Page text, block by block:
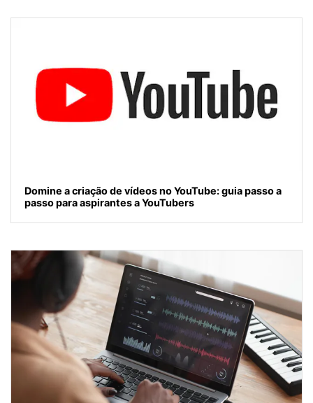
Domine a criação de vídeos no YouTube: guia passo a
passo para aspirantes a YouTubers